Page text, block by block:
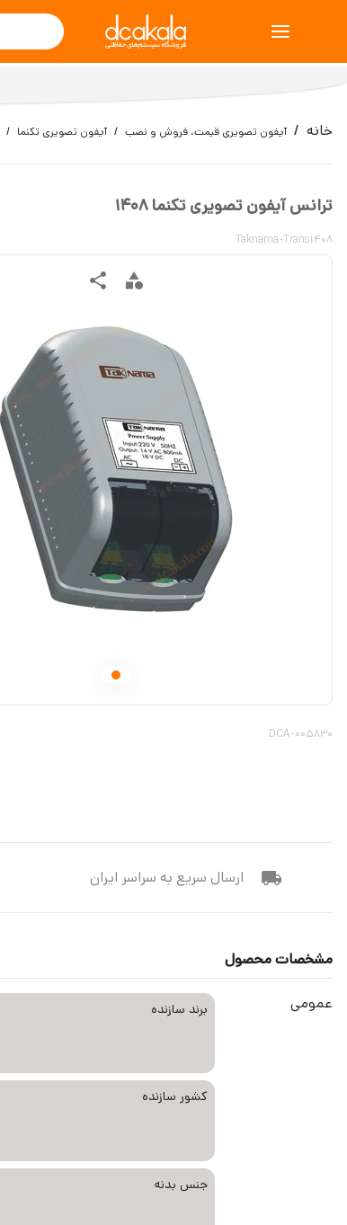
خانه آیفون تصویری قیمت، فروش و نصب آیفون تصویری تکنما
ترانس آیفون تصویری تکنما 1408
Taknama-Trans1408
DCA-005830
ارسال سریع به سراسر ایران
مشخصات محصول
عمومی برند سازنده
کشور سازنده
جنس بدنه